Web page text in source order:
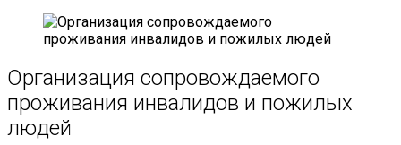
Организация сопровождаемого
проживания инвалидов и пожилых
людей